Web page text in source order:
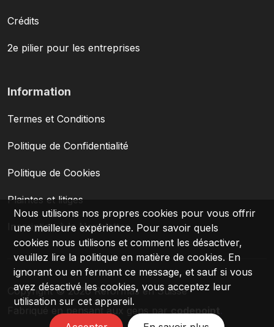
Login
PT | FR
Crédits
2e pilier pour les entreprises
Information
Termes et Conditions
Politique de Confidentialité
Politique de Cookies
Plaintes et litiges
Inscription à la Newsletter
Copyright © 2026 Reformas en Suisse
Fabriqué en pensant aux gens parcodepoint
Nous utilisons nos propres cookies pour vous offrir
une meilleure expérience. Pour savoir quels
cookies nous utilisons et comment les désactiver,
veuillez lire la politique en matière de cookies. En
ignorant ou en fermant ce message, et sauf si vous
avez désactivé les cookies, vous acceptez leur
utilisation sur cet appareil.